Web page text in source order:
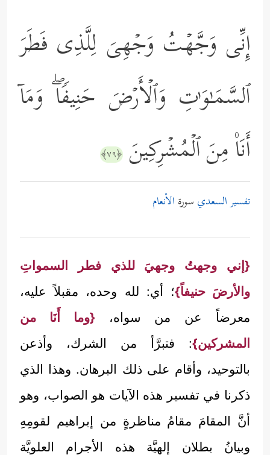
إِنِّی وَجَّهۡتُ وَجۡهِیَ لِلَّذِی فَطَرَ
ٱلسَّمَـٰوَ ٰ⁠تِ وَٱلۡأَرۡضَ حَنِیفࣰاۖ وَمَاۤ
أَنَا۠ مِنَ ٱلۡمُشۡرِكِینَ ﴿٧٩﴾
تفسير السعدي سورة الأنعام
{إني وجهتُ وجهيَ للذي فطر السمواتِ
والأرضَ حنيفاً}؛ أي: لله وحده، مقبلاً عليه،
معرضاً عن من سواه، {وما أَنَا من
المشركين}: فتبرَّأ من الشرك، وأذعن
بالتوحيد، وأقام على ذلك البرهان. وهذا الذي
ذكرنا في تفسير هذه الآيات هو الصواب، وهو
أنَّ المقامَ مقامُ مناظرةٍ من إبراهيم لقومِهِ
وبيانُ بطلان إلهيَّة هذه الأجرام العلويَّة